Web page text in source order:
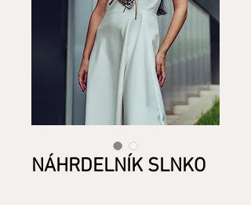
NÁHRDELNÍK SLNKO